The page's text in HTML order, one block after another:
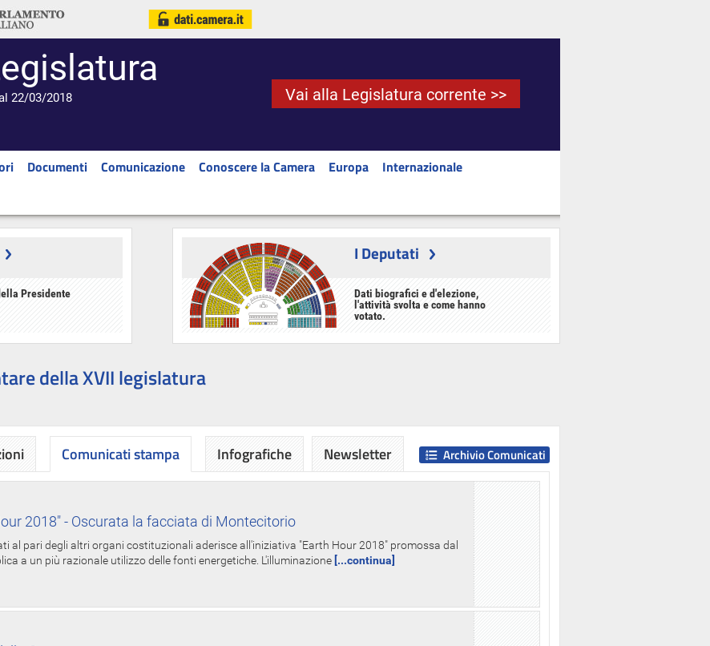
22/03/2018 Vai alla Legislatura corrente >>
Documenti Comunicazione Conoscere la Camera Europa
Internazionale
Presidente
I Deputati
Dati biografici e d'elezione,
l'attività svolta e come hanno
votato.
della XVII legislatura
Comunicati stampa
2018" - Oscurata la facciata di Montecitorio
al pari degli altri organi costituzionali aderisce all'iniziativa "Earth Hour 2018" promossa dal
a un più razionale utilizzo delle fonti energetiche. L'illuminazione [...continua]
Archivio Comunicati
Infografiche Newsletter